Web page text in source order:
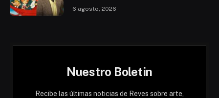
6 agosto, 2026
Nuestro Boletin
Recibe las últimas noticias de Reves sobre arte,